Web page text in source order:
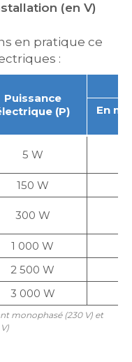
(en V)
en pratique ce
:
Puissance
(P)
En
5 W
150 W
300 W
1 000 W
2 500 W
3 000 W
monophasé (230 V) et